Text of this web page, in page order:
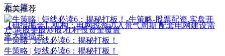
下一篇
【研报掘金】机构：电网投资迈入景气周期 配套电网建设需
求大幅提升
相关推荐
牛策略 | 短线必读6：揭秘打板！
牛策略 | 短线必读6：揭秘打板！